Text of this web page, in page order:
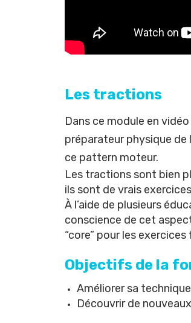
Les tractions
Dans ce module en
préparateur physique de
ce pattern moteur.
Les tractions sont bien
ils sont de vrais
À l’aide de plusieurs
conscience de cet
“core” pour les
Objectifs de la
Améliorer sa
Découvrir de